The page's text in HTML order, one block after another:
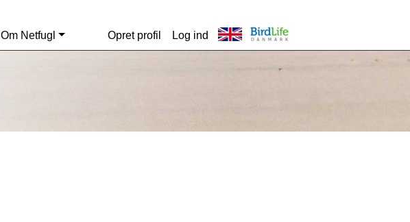
Om Netfugl Opret profil Log ind